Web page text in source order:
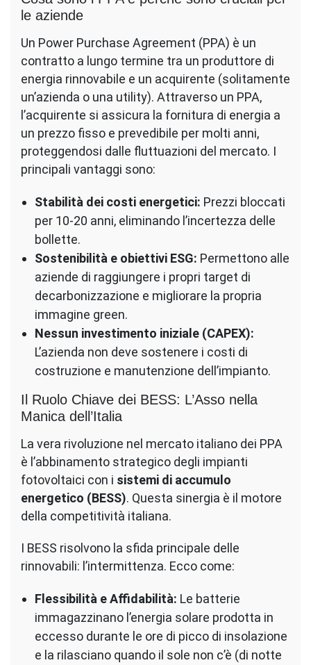
le aziende
Un Power Purchase Agreement (PPA) è un
contratto a lungo termine tra un produttore di
energia rinnovabile e un acquirente (solitamente
un’azienda o una utility). Attraverso un PPA,
l’acquirente si assicura la fornitura di energia a
un prezzo fisso e prevedibile per molti anni,
proteggendosi dalle fluttuazioni del mercato. I
principali vantaggi sono:
Stabilità dei costi energetici: Prezzi bloccati
per 10-20 anni, eliminando l’incertezza delle
bollette.
Sostenibilità e obiettivi ESG: Permettono alle
aziende di raggiungere i propri target di
decarbonizzazione e migliorare la propria
immagine green.
Nessun investimento iniziale (CAPEX):
L’azienda non deve sostenere i costi di
costruzione e manutenzione dell’impianto.
Il Ruolo Chiave dei BESS: L’Asso nella
Manica dell’Italia
La vera rivoluzione nel mercato italiano dei PPA
è l’abbinamento strategico degli impianti
fotovoltaici con i sistemi di accumulo
energetico (BESS). Questa sinergia è il motore
della competitività italiana.
I BESS risolvono la sfida principale delle
rinnovabili: l’intermittenza. Ecco come:
Flessibilità e Affidabilità: Le batterie
immagazzinano l’energia solare prodotta in
eccesso durante le ore di picco di insolazione
e la rilasciano quando il sole non c’è (di notte